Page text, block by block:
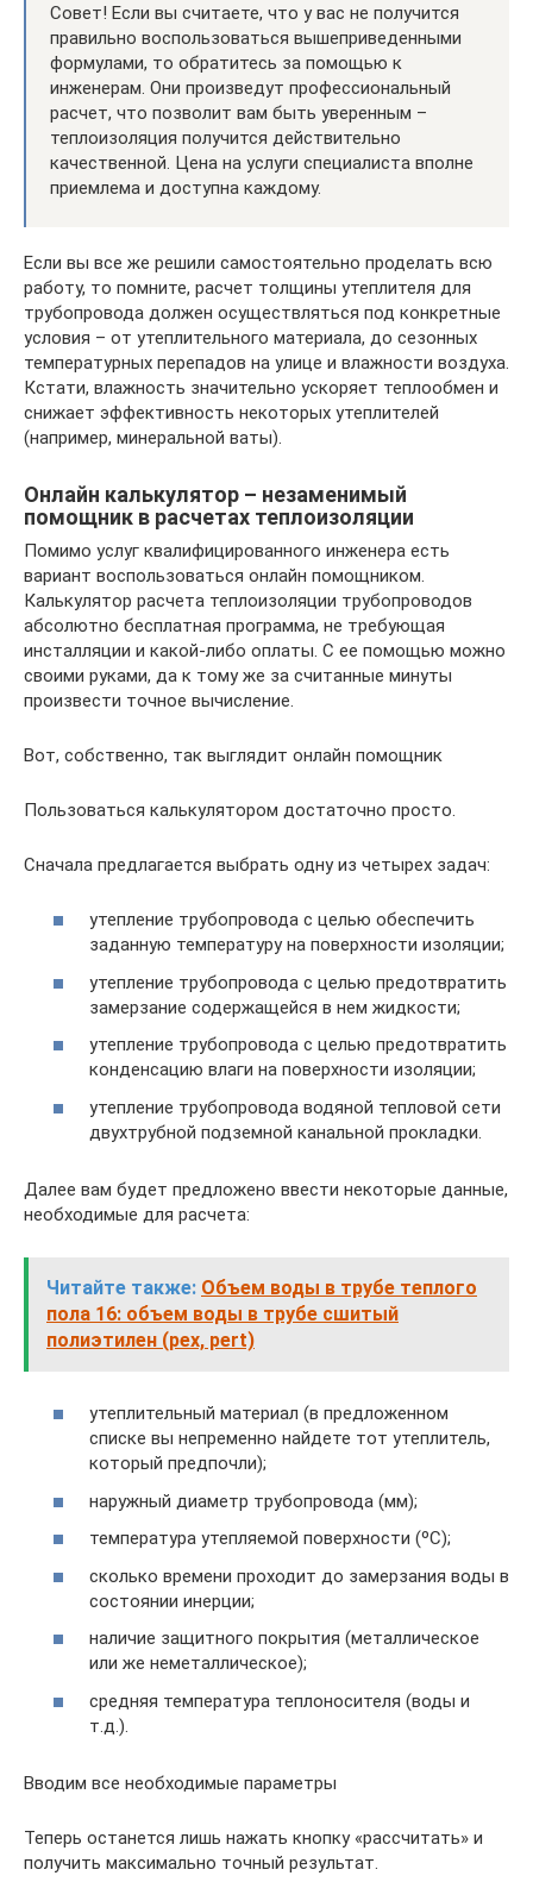
Совет! Если вы считаете, что у вас не получится
правильно воспользоваться вышеприведенными
формулами, то обратитесь за помощью к
инженерам. Они произведут профессиональный
расчет, что позволит вам быть уверенным –
теплоизоляция получится действительно
качественной. Цена на услуги специалиста вполне
приемлема и доступна каждому.
Если вы все же решили самостоятельно проделать всю
работу, то помните, расчет толщины утеплителя для
трубопровода должен осуществляться под конкретные
условия – от утеплительного материала, до сезонных
температурных перепадов на улице и влажности воздуха.
Кстати, влажность значительно ускоряет теплообмен и
снижает эффективность некоторых утеплителей
(например, минеральной ваты).
Онлайн калькулятор – незаменимый
помощник в расчетах теплоизоляции
Помимо услуг квалифицированного инженера есть
вариант воспользоваться онлайн помощником.
Калькулятор расчета теплоизоляции трубопроводов
абсолютно бесплатная программа, не требующая
инсталляции и какой-либо оплаты. С ее помощью можно
своими руками, да к тому же за считанные минуты
произвести точное вычисление.
Вот, собственно, так выглядит онлайн помощник
Пользоваться калькулятором достаточно просто.
Сначала предлагается выбрать одну из четырех задач:
утепление трубопровода с целью обеспечить
заданную температуру на поверхности изоляции;
утепление трубопровода с целью предотвратить
замерзание содержащейся в нем жидкости;
утепление трубопровода с целью предотвратить
конденсацию влаги на поверхности изоляции;
утепление трубопровода водяной тепловой сети
двухтрубной подземной канальной прокладки.
Далее вам будет предложено ввести некоторые данные,
необходимые для расчета:
Читайте также: Объем воды в трубе теплого
пола 16: объем воды в трубе сшитый
полиэтилен (pex, pert)
утеплительный материал (в предложенном
списке вы непременно найдете тот утеплитель,
который предпочли);
наружный диаметр трубопровода (мм);
температура утепляемой поверхности (ºC);
сколько времени проходит до замерзания воды в
состоянии инерции;
наличие защитного покрытия (металлическое
или же неметаллическое);
средняя температура теплоносителя (воды и
т.д.).
Вводим все необходимые параметры
Теперь останется лишь нажать кнопку «рассчитать» и
получить максимально точный результат.